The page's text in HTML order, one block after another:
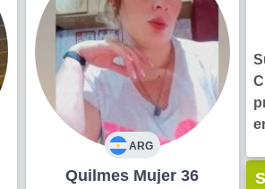
ARG
Quilmes Mujer 36